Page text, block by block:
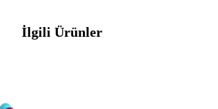
İlgili Ürünler